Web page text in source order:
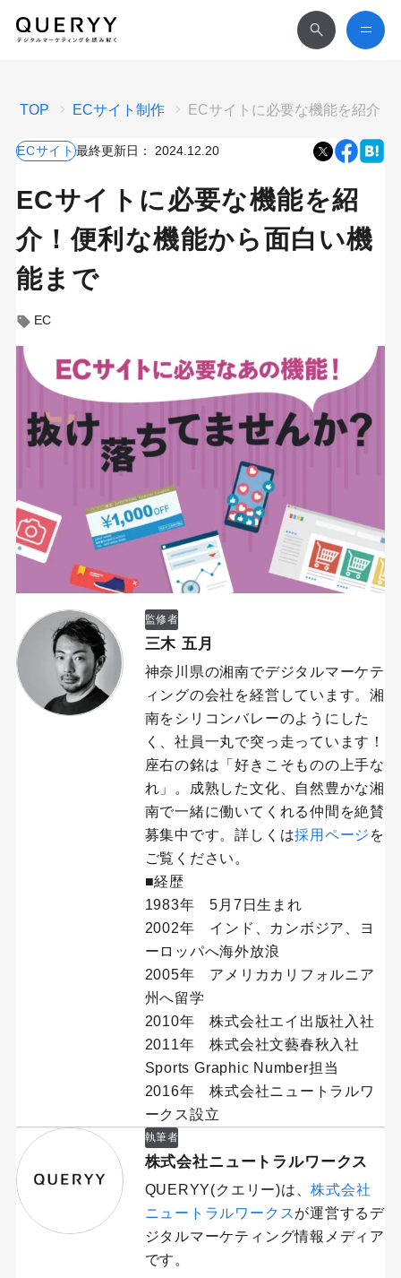
TOP ECサイト制作 ECサイトに必要な機能を紹介
ECサイト最終更新日： 2024.12.20
ECサイトに必要な機能を紹
介！便利な機能から面白い機
能まで
EC
監修者
三木 五月
神奈川県の湘南でデジタルマーケテ
ィングの会社を経営しています。湘
南をシリコンバレーのようにした
く、社員一丸で突っ走っています！
座右の銘は「好きこそものの上手な
れ」。成熟した文化、自然豊かな湘
南で一緒に働いてくれる仲間を絶賛
募集中です。詳しくは採用ページ を
ご覧ください。
■経歴
1983年 5月7日生まれ
2002年 インド、カンボジア、ヨ
ーロッパへ海外放浪
2005年 アメリカカリフォルニア
州へ留学
2010年 株式会社エイ出版社入社
2011年 株式会社文藝春秋入社
Sports Graphic Number担当
2016年 株式会社ニュートラルワ
ークス設立
執筆者
株式会社ニュートラルワークス
QUERYY(クエリー)は、株式会社
ニュートラルワークスが運営するデ
ジタルマーケティング情報メディア
です。